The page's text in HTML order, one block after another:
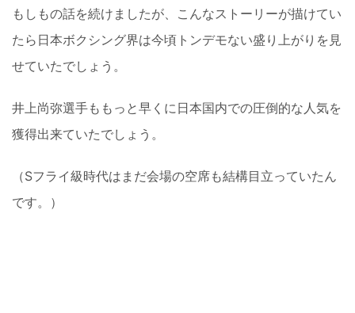
もしもの話を続けましたが、こんなストーリーが描けてい
たら日本ボクシング界は今頃トンデモない盛り上がりを見
せていたでしょう。
井上尚弥選手ももっと早くに日本国内での圧倒的な人気を
獲得出来ていたでしょう。
（Sフライ級時代はまだ会場の空席も結構目立っていたん
です。）